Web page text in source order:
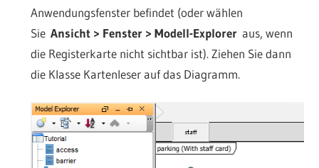
Anwendungsfenster befindet (oder wählen
Sie Ansicht > Fenster > Modell-Exploreraus, wenn
die Registerkarte nicht sichtbar ist). Ziehen Sie dann
die Klasse Kartenleser auf das Diagramm.